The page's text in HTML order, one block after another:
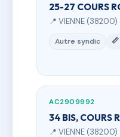
25-27 COURS
📍 VIENNE (38200)
Autre syndic 📏
AC2909992
34 BIS, COURS
📍 VIENNE (38200)